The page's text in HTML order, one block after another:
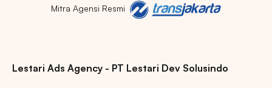
Mitra Agensi Resmi
Lestari Ads Agency - PT Lestari Dev Solusindo